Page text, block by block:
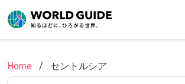
to
main
Home
セントルシア